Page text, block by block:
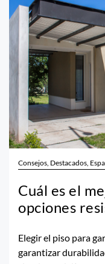
Consejos, Destacados,
Cuál es el
opciones
Elegir el piso para
garantizar